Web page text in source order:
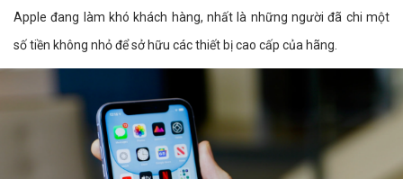
Apple đang làm khó khách hàng, nhất là những người đã chi một
số tiền không nhỏ để sở hữu các thiết bị cao cấp của hãng.